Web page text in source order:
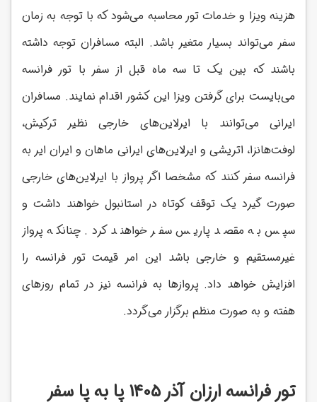
هزینه ویزا و خدمات تور محاسبه می‌شود که با توجه به زمان
سفر می‌تواند بسیار متغیر باشد. البته مسافران توجه داشته
باشند که بین یک تا سه ماه قبل از سفر با تور فرانسه
می‌‌بایست برای گرفتن ویزا این کشور اقدام نمایند. مسافران
ایرانی می‌توانند با ایرلاین‌های خارجی نظیر ترکیش،
لوفت‌هانزا، اتریشی و ایرلاین‌های ایرانی ماهان و ایران ایر به
فرانسه سفر کنند که مشخصا اگر پرواز با ایرلاین‌های خارجی
صورت گیرد یک توقف کوتاه در استانبول خواهند داشت و
سپس به مقصد پاریس سفر خواهند کرد. چنانکه پرواز
غیرمستقیم و خارجی باشد این امر قیمت تور فرانسه را
افزایش خواهد داد. پروازها به فرانسه نیز در تمام روزهای
هفته و به صورت منظم برگزار می‌گردد.
تور فرانسه ارزان آذر 1405 پا به پا سفر